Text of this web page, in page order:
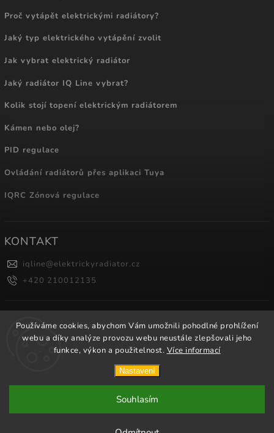
Používáme cookies, abychom Vám umožnili pohodlné prohlížení
webu a díky analýze provozu webu neustále zlepšovali jeho
funkce, výkon a použitelnost. Více informací
Nastavení
Souhlasím
Proč vytápět elektrickými radiátory?
Jaký typ elektrického vytápění zvolit
Jak vybrat elektrický radiátor
Jaký radiátor IQ Line vybrat?
Kolik stojí topení elektrickým radiátorem
Kámen nebo olej?
PID regulace
Ovládání radiátorů přes aplikaci Tuya
IQRC Zónová regulace
KONTAKT
iqline@elektrickyradiator.cz
+420 210012135
NÁKUPNÍ KOŠÍK
0ks /0 Kč
Copyright 2026ElektrickyRadiator.CZ. Všechna práva vyhrazena.
Shoptet| Design